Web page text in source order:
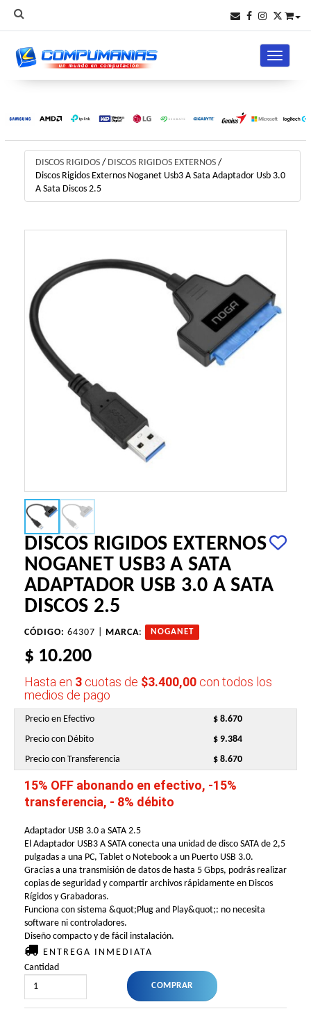
Toggle
DISCOS RIGIDOS / DISCOS RIGIDOS EXTERNOS /
Discos Rigidos Externos Noganet Usb3 A Sata Adaptador Usb 3.0
A Sata Discos 2.5
DISCOS RIGIDOS EXTERNOS
NOGANET USB3 A SATA
ADAPTADOR USB 3.0 A SATA
DISCOS 2.5
CÓDIGO: 64307 | MARCA: NOGANET
$ 10.200
Hasta en 3 cuotas de $3.400,00 con todos los
medios de pago
Precio en Efectivo
$ 8.670
Precio con Débito
$ 9.384
Precio con Transferencia
$ 8.670
15% OFF abonando en efectivo, -15%
transferencia, - 8% débito
Adaptador USB 3.0 a SATA 2.5
El Adaptador USB3 A SATA conecta una unidad de disco SATA de 2,5
pulgadas a una PC, Tablet o Notebook a un Puerto USB 3.0.
Gracias a una transmisión de datos de hasta 5 Gbps, podrás realizar
copias de seguridad y compartir archivos rápidamente en Discos
Rígidos y Grabadoras.
Funciona con sistema &quot;Plug and Play&quot;: no necesita
software ni controladores.
Diseño compacto y de fácil instalación.
ENTREGA INMEDIATA
Cantidad